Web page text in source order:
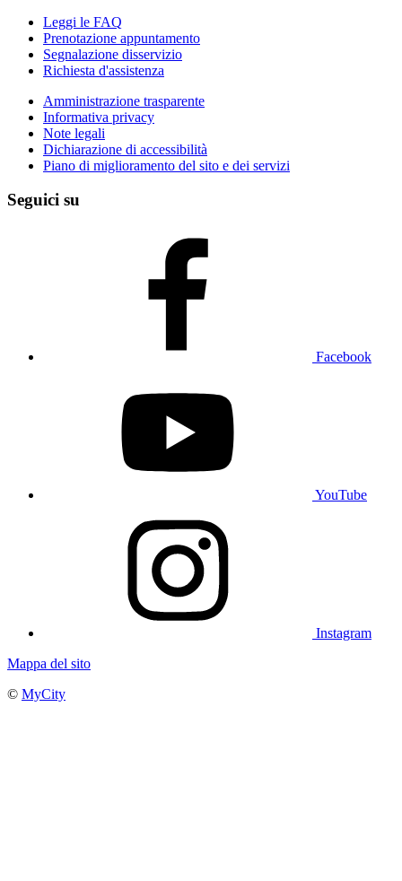
Leggi le FAQ
Prenotazione appuntamento
Segnalazione disservizio
Richiesta d'assistenza
Amministrazione trasparente
Informativa privacy
Note legali
Dichiarazione di accessibilità
Piano di miglioramento del sito e dei servizi
Seguici su
Facebook
YouTube
Instagram
Mappa del sito
© MyCity